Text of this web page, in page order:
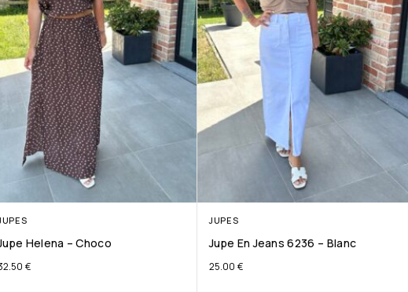
Helena – Choco
€
JUPES
Jupe En Jeans 6236 – Blanc
25.00 €